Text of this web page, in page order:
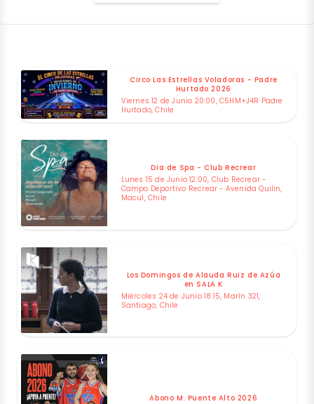
Circo Las Estrellas Voladoras - Padre
Hurtado 2026
Viernes 12 de Junio 20:00, C5HM+J4R Padre
Hurtado, Chile
Dia de Spa - Club Recrear
Lunes 15 de Junio 12:00, Club Recrear -
Campo Deportivo Recrear - Avenida Quilin,
Macul, Chile
Los Domingos de Alauda Ruiz de Azúa
en SALA K
Miércoles 24 de Junio 18:15, Marín 321,
Santiago, Chile
Abono M. Puente Alto 2026